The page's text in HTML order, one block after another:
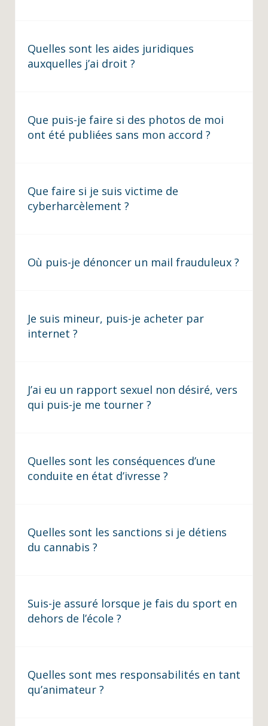
Quelles sont les aides juridiques
auxquelles j’ai droit ?
Que puis-je faire si des photos de moi
ont été publiées sans mon accord ?
Que faire si je suis victime de
cyberharcèlement ?
Où puis-je dénoncer un mail frauduleux ?
Je suis mineur, puis-je acheter par
internet ?
J’ai eu un rapport sexuel non désiré, vers
qui puis-je me tourner ?
Quelles sont les conséquences d’une
conduite en état d’ivresse ?
Quelles sont les sanctions si je détiens
du cannabis ?
Suis-je assuré lorsque je fais du sport en
dehors de l’école ?
Quelles sont mes responsabilités en tant
qu’animateur ?